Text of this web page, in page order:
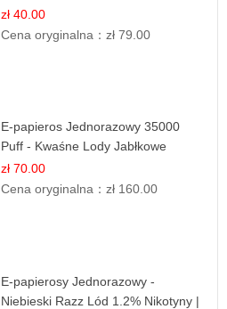
Tropikalna Mieszanka
zł 40.00
Cena oryginalna：zł 79.00
E-papieros Jednorazowy 35000
Puff - Kwaśne Lody Jabłkowe
zł 70.00
Cena oryginalna：zł 160.00
E-papierosy Jednorazowy -
Niebieski Razz Lód 1.2% Nikotyny |